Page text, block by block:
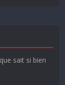
sait si bien